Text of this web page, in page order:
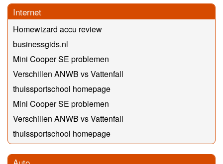
Internet
Homewizard accu review
businessgids.nl
Mini Cooper SE problemen
Verschillen ANWB vs Vattenfall
thuissportschool homepage
Mini Cooper SE problemen
Verschillen ANWB vs Vattenfall
thuissportschool homepage